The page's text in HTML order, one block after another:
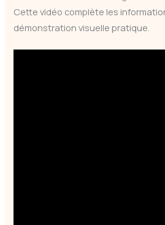
Cette vidéo complète les
démonstration visuelle pratique.